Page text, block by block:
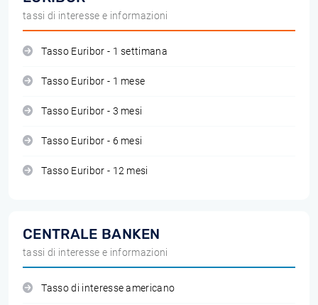
tassi di interesse e informazioni
Tasso Euribor - 1 settimana
Tasso Euribor - 1 mese
Tasso Euribor - 3 mesi
Tasso Euribor - 6 mesi
Tasso Euribor - 12 mesi
CENTRALE BANKEN
tassi di interesse e informazioni
Tasso di interesse americano